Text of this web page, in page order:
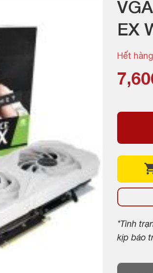
EX
Hết hàng
*Tình
kịp báo